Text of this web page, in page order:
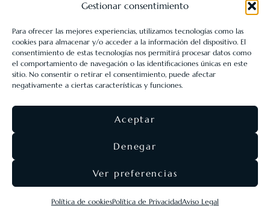
Gestionar consentimiento
Para ofrecer las mejores experiencias, utilizamos tecnologías como las
cookies para almacenar y/o acceder a la información del dispositivo. El
consentimiento de estas tecnologías nos permitirá procesar datos como
el comportamiento de navegación o las identificaciones únicas en este
sitio. No consentir o retirar el consentimiento, puede afectar
negativamente a ciertas características y funciones.
Aceptar
Denegar
Ver preferencias
Política de cookiesPolítica de PrivacidadAviso Legal
LIBRERÍA UNIVERSITARIA LEÓN 1980 SLL ha sido beneficiaria
de Fondos Europeos, cuyo objetivo es la mejora de la
competitividad de las PYMES, y gracias al cual ha puesto en
marcha un Plan de Acción con el objetivo de reforzar la
digitalización y la competitividad de las pymes durante el año
2025. Para ello ha contado con el apoyo del Programa Pyme
Digital de la Cámara de Comercio de León.
Eolas Ediciones2026 ·SEO & diseño webAgencia